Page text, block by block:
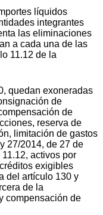
líquidos
integrantes
las eliminaciones
a cada una de las
11.12 de la
quedan exoneradas
de
de
reserva de
limitación de gastos
27/2014, de 27 de
activos por
exigibles
del artículo 130 y
de la
compensación de